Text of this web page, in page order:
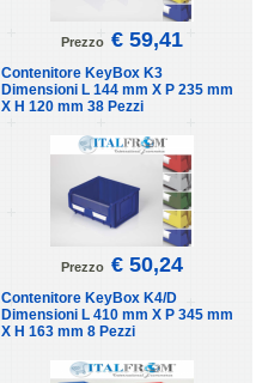
Prezzo € 59,41
Contenitore KeyBox K3
Dimensioni L 144 mm X P 235 mm
X H 120 mm 38 Pezzi
Prezzo € 50,24
Contenitore KeyBox K4/D
Dimensioni L 410 mm X P 345 mm
X H 163 mm 8 Pezzi